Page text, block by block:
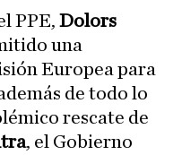
PPE,Dolors
una
Europea para
de todo lo
rescate de
, el Gobierno